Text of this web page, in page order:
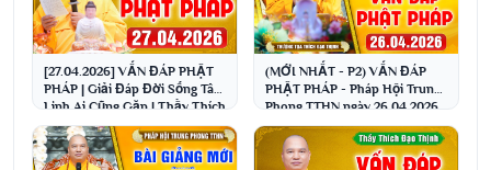
[27.04.2026] VẤN ĐÁP PHẬT
PHÁP | Giải Đáp Đời Sống Tâm
Linh Ai Cũng Gặp | Thầy Thích
Đạo Thịnh
(MỚI NHẤT - P2) VẤN ĐÁP
PHẬT PHÁP - Pháp Hội Trung
Phong TTHN ngày 26.04.2026
│Thầy Thích Đạo Thịnh